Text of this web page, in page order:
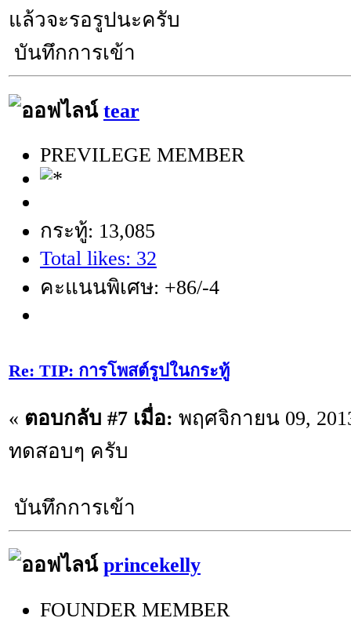
แล้วจะรอรูปนะครับ
บันทึกการเข้า
tear
PREVILEGE MEMBER
กระทู้: 13,085
Total likes: 32
คะแนนพิเศษ: +86/-4
Re: TIP: การโพสต์รูปในกระทู้
« ตอบกลับ #7 เมื่อ: พฤศจิกายน 09,
ทดสอบๆ ครับ
บันทึกการเข้า
princekelly
FOUNDER MEMBER